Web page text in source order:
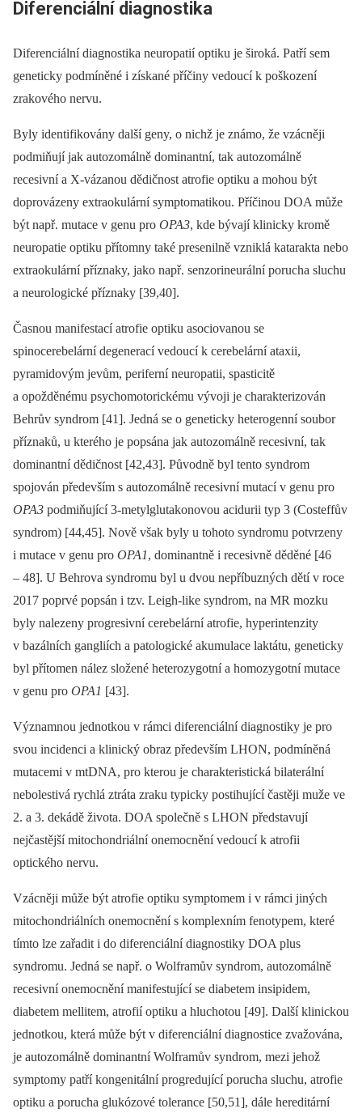
Diferenciální dia­gnostika
Diferenciální dia­gnostika neuropatií optiku je široká. Patří sem
geneticky podmíněné i získané příčiny vedoucí k poškození
zrakového nervu.
Byly identifikovány další geny, o nichž je známo, že vzácněji
podmiňují jak autozomálně dominantní, tak autozomálně
recesivní a X-vázanou dědičnost atrofie optiku a mohou být
doprovázeny extraokulární symp­tomatikou. Příčinou DOA může
být např. mutace v genu pro OPA3, kde bývají klinicky kromě
neuropatie optiku přítomny také presenilně vzniklá katarakta nebo
extraokulární příznaky, jako např. senzorineurální porucha sluchu
a neurologické příznaky [39,40].
Časnou manifestací atrofie optiku asociovanou se
spinocerebelární degenerací vedoucí k cerebelární ataxii,
pyramidovým jevům, periferní neuropatii, spasticitě
a opožděnému psychomotorickému vývoji je charakterizován
Behrův syndrom [41]. Jedná se o geneticky heterogen­ní soubor
příznaků, u kterého je popsána jak autozomálně recesivní, tak
dominantní dědičnost [42,43]. Původně byl tento syndrom
spojován především s autozomálně recesivní mutací v genu pro
OPA3 podmiňující 3-metylglutakonovou acidurii typ 3 (Costef­fův
syndrom) [44,45]. Nově však byly u tohoto syndromu potvrzeny
i mutace v genu pro OPA1, dominantně i recesivně děděné [46
–⁠ 48]. U Behrova syndromu byl u dvou nepříbuzných dětí v roce
2017 poprvé popsán i tzv. Leigh-like syndrom, na MR mozku
byly nalezeny progresivní cerebelární atrofie, hyperintenzity
v bazálních gangliích a patologické akumulace laktátu, geneticky
byl přítomen nález složené heterozygotní a homozygotní mutace
v genu pro OPA1 [43].
Významnou jednotkou v rámci diferenciální dia­gnostiky je pro
svou incidenci a klinický obraz především LHON, podmíněná
mutacemi v mtDNA, pro kterou je charakteristická bilaterální
nebolestivá rychlá ztráta zraku typicky postihující častěji muže ve
2. a 3. dekádě života. DOA společně s LHON představují
nejčastější mitochondriální onemocnění vedoucí k atrofii
optického nervu.
Vzácněji může být atrofie optiku symp­tomem i v rámci jiných
mitochondriálních onemocnění s komplexním fenotypem, které
tímto lze zařadit i do diferenciální dia­gnostiky DOA plus
syndromu. Jedná se např. o Wolframův syndrom, autozomálně
recesivní onemocnění manifestující se diabetem insipidem,
diabetem mel­litem, atrofií optiku a hluchotou [49]. Další klinickou
jednotkou, která může být v diferenciální dia­gnostice zvažována,
je autozomálně dominantní Wolframův syndrom, mezi jehož
symp­tomy patří kongenitální progredující porucha sluchu, atrofie
optiku a porucha glukózové tolerance [50,51], dále hereditární